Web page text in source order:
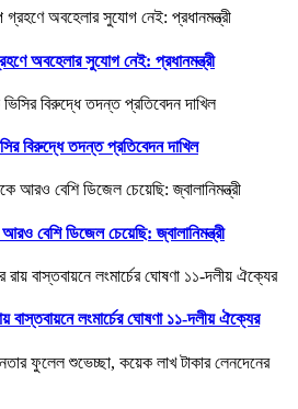
অবহেলার সুযোগ নেই: প্রধানমন্ত্রী
বিরুদ্ধে তদন্ত প্রতিবেদন দাখিল
বেশি ডিজেল চেয়েছি: জ্বালানিমন্ত্রী
লংমার্চের ঘোষণা ১১-দলীয় ঐক্যের